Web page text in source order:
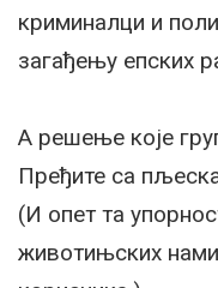
криминалци и
загађењу епских
А решење које
Пређите са
(И опет та
животињских